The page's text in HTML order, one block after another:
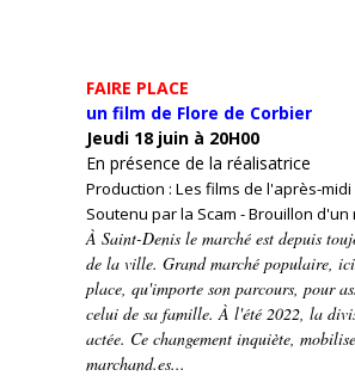
FAIRE PLACE
un film de Flore de Corbier
Jeudi 18 juin à 20H00
En présence de la réalisatrice
Production : Les films de l'après-
Soutenu par la Scam - Brouillon
À Saint-Denis le marché est depuis
de la ville. Grand marché populaire,
place, qu'importe son parcours, pour
celui de sa famille. À l'été 2022, la
actée. Ce changement inquiète,
marchand.es...